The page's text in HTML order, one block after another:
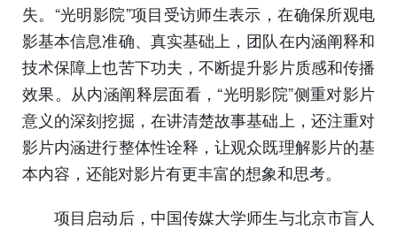
失。“光明影院”项目受访师生表示，在确保所观电
影基本信息准确、真实基础上，团队在内涵阐释和
技术保障上也苦下功夫，不断提升影片质感和传播
效果。从内涵阐释层面看，“光明影院”侧重对影片
意义的深刻挖掘，在讲清楚故事基础上，还注重对
影片内涵进行整体性诠释，让观众既理解影片的基
本内容，还能对影片有更丰富的想象和思考。
项目启动后，中国传媒大学师生与北京市盲人